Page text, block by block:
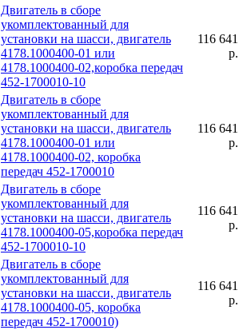
Двигатель в сбоpе
укомплектованный для
установки на шасси, двигатель
4178.1000400-01 или
4178.1000400-02,коробка передач
452-1700010-10
116 641
р.
Двигатель в сбоpе
укомплектованный для
установки на шасси, двигатель
4178.1000400-01 или
4178.1000400-02, коробка
передач 452-1700010
116 641
р.
Двигатель в сбоpе
укомплектованный для
установки на шасси, двигатель
4178.1000400-05,коробка передач
452-1700010-10
116 641
р.
Двигатель в сбоpе
укомплектованный для
установки на шасси, двигатель
4178.1000400-05, коробка
передач 452-1700010)
116 641
р.